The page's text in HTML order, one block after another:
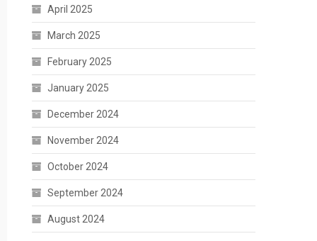
April 2025
March 2025
February 2025
January 2025
December 2024
November 2024
October 2024
September 2024
August 2024